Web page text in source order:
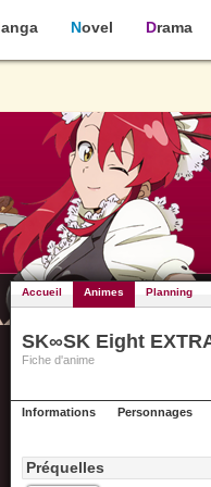
Manga Novel Drama
Accueil Animes Planning
SK∞SK Eight
Fiche d'anime
Informations Personnages
Préquelles